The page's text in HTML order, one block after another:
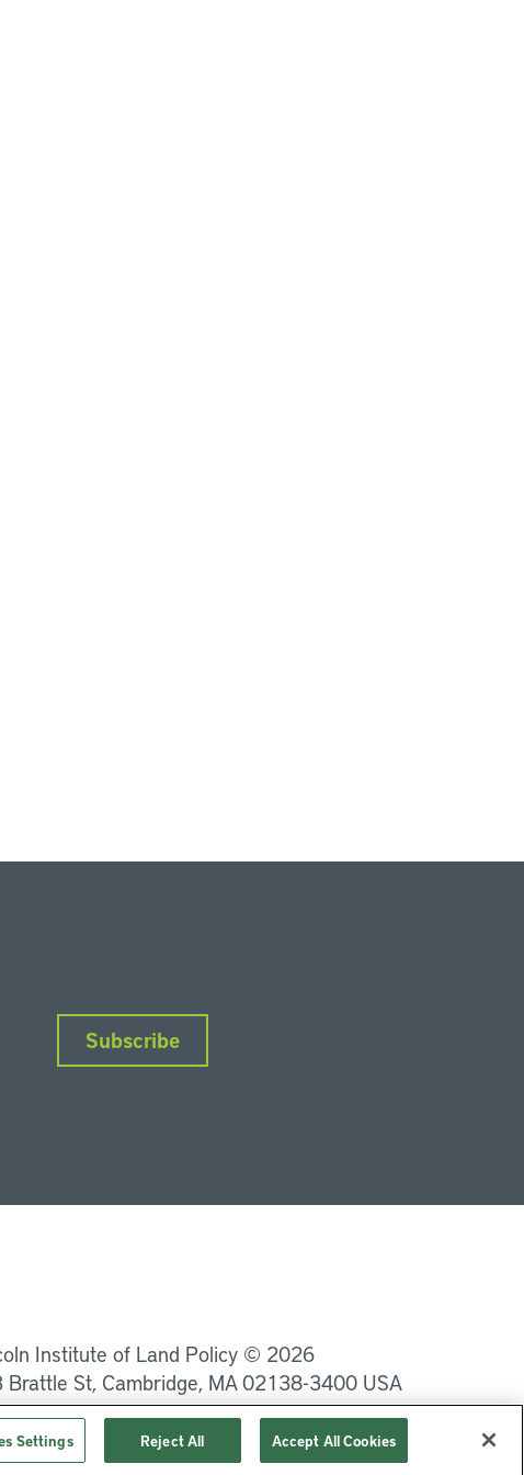
Subscribe
Institute of Land Policy © 2026
Brattle St, Cambridge, MA 02138-3400 USA
Privacy Terms of Service
Settings Reject All Accept All Cookies